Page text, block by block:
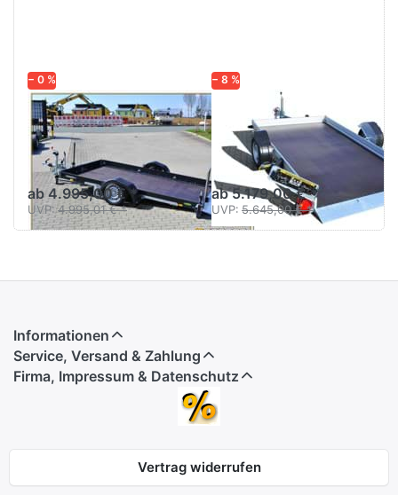
− 0 %
UNSINN
UA 3118
absenkbarer
Universaltransporter
ab 4.995,00 € *
UVP: 4.995,01 € *
− 8 %
HKT 183117 S
Absenkanhänger für
Kleinfahrzeuge oder ähnl.
ab 5.179,00 € *
UVP: 5.645,00 € *
Informationen
Service, Versand & Zahlung
Firma, Impressum & Datenschutz
Vertrag widerrufen